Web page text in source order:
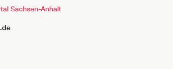
Sachsen-Anhalt